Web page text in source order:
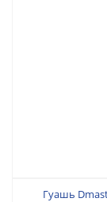
Гуашь